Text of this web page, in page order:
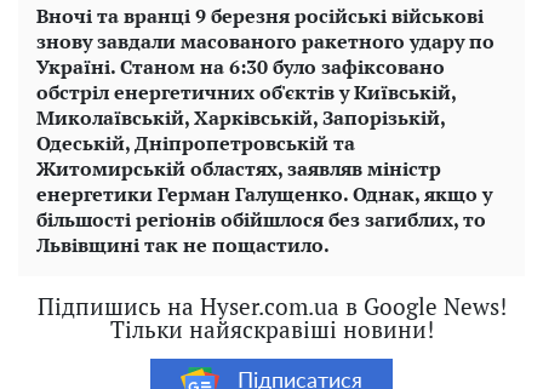
Вночі та вранці 9 березня російські військові
знову завдали масованого ракетного удару по
Україні. Станом на 6:30 було зафіксовано
обстріл енергетичних об'єктів у Київській,
Миколаївській, Харківській, Запорізькій,
Одеській, Дніпропетровській та
Житомирській областях, заявляв міністр
енергетики Герман Галущенко. Однак, якщо у
більшості регіонів обійшлося без загиблих, то
Львівщині так не пощастило.
Підпишись на Hyser.com.ua в Google News!
Тільки найяскравіші новини!
Підписатися